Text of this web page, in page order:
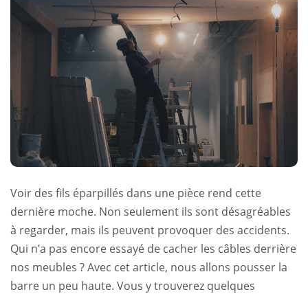
Voir des fils éparpillés dans une pièce rend cette
dernière moche. Non seulement ils sont désagréables
à regarder, mais ils peuvent provoquer des accidents.
Qui n’a pas encore essayé de cacher les câbles derrière
nos meubles ? Avec cet article, nous allons pousser la
barre un peu haute. Vous y trouverez quelques